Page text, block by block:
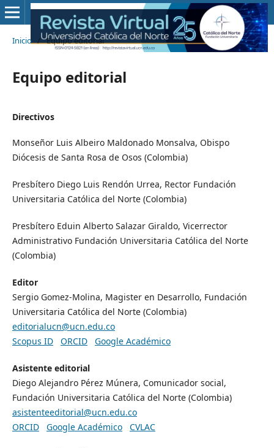
Inicio / Equipo editorial
Equipo editorial
Directivos
Monseñor Luis Albeiro Maldonado Monsalva, Obispo
Diócesis de Santa Rosa de Osos (Colombia)
Presbítero Diego Luis Rendón Urrea, Rector Fundación
Universitaria Católica del Norte (Colombia)
Presbítero Eduin Alberto Salazar Giraldo, Vicerrector
Administrativo Fundación Universitaria Católica del Norte
(Colombia)
Editor
Sergio Gomez-Molina, Magister en Desarrollo, Fundación
Universitaria Católica del Norte (Colombia)
editorialucn@ucn.edu.co
Scopus ID
ORCID Google Académico
Asistente editorial
Diego Alejandro Pérez Múnera, Comunicador social,
Fundación Universitaria Católica del Norte (Colombia)
asistenteeditorial@ucn.edu.co
ORCID
Google Académico CVLAC